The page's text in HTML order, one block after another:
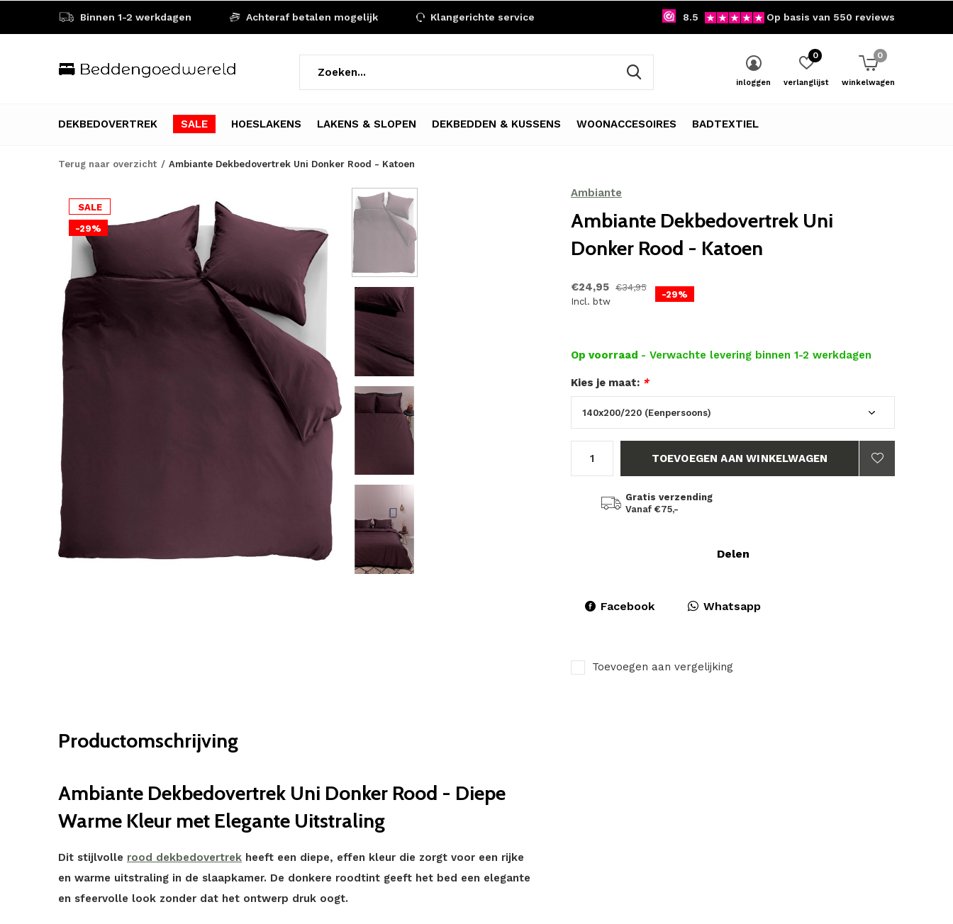
DEKBEDOVERTREK SALE HOESLAKENS LAKENS & SLOPEN DEKBEDDEN & KUSSENS WOONACCESOIRES BADTEXTIEL
inloggen verlanglijst
0
winkelwagen
0
Binnen 1-2 werkdagen Achteraf betalen mogelijk Klangerichte service 8.5 Op basis van 550 reviews
Terug naar overzicht Ambiante Dekbedovertrek Uni Donker Rood - Katoen
SALE
-29%
Ambiante
Ambiante Dekbedovertrek Uni
Donker Rood - Katoen
€24,95 €34,95
Incl. btw
-29%
Op voorraad - Verwachte levering binnen 1-2 werkdagen
Kies je maat: *
TOEVOEGEN AAN WINKELWAGEN
Gratis verzending
Vanaf €75,-
Delen
Facebook Whatsapp
Toevoegen aan vergelijking
Productomschrijving
Ambiante Dekbedovertrek Uni Donker Rood - Diepe
Warme Kleur met Elegante Uitstraling
Dit stijlvolle rood dekbedovertrek heeft een diepe, effen kleur die zorgt voor een rijke
en warme uitstraling in de slaapkamer. De donkere roodtint geeft het bed een elegante
en sfeervolle look zonder dat het ontwerp druk oogt.